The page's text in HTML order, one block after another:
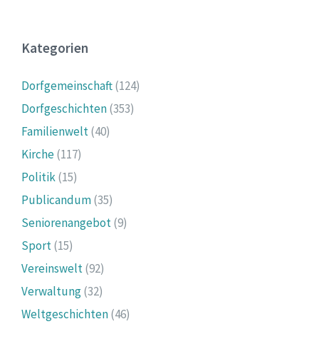
Kategorien
Dorfgemeinschaft(124)
Dorfgeschichten(353)
Familienwelt(40)
Kirche(117)
Politik(15)
Publicandum(35)
Seniorenangebot(9)
Sport(15)
Vereinswelt(92)
Verwaltung(32)
Weltgeschichten(46)